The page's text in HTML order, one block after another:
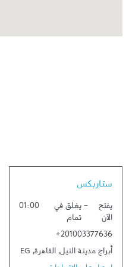
ستاربكس
يفتح
الآن
- يغلق في
تمام
01:00
+201003377636
أبراج مدينة النيل, القاهرة,
EG